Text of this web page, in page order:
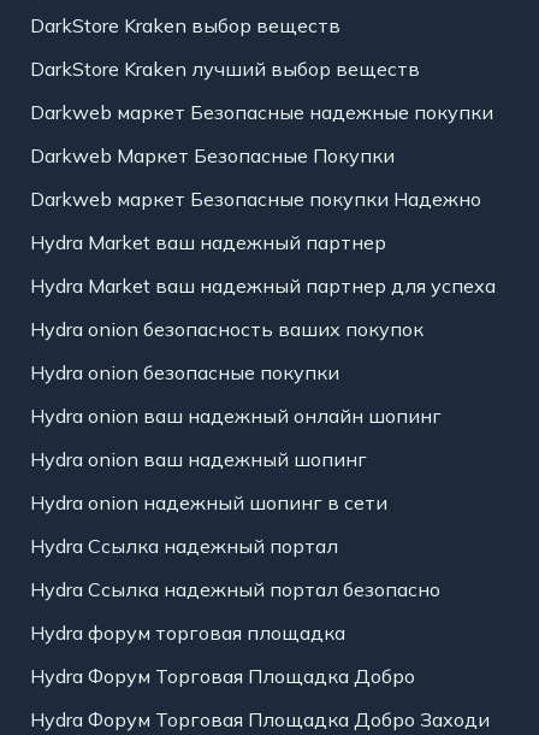
DarkStore Kraken выбор веществ
DarkStore Kraken лучший выбор веществ
Darkweb маркет Безопасные надежные покупки
Darkweb Маркет Безопасные Покупки
Darkweb маркет Безопасные покупки Надежно
Hydra Market ваш надежный партнер
Hydra Market ваш надежный партнер для успеха
Hydra onion безопасность ваших покупок
Hydra onion безопасные покупки
Hydra onion ваш надежный онлайн шопинг
Hydra onion ваш надежный шопинг
Hydra onion надежный шопинг в сети
Hydra Ссылка надежный портал
Hydra Ссылка надежный портал безопасно
Hydra форум торговая площадка
Hydra Форум Торговая Площадка Добро
Hydra Форум Торговая Площадка Добро Заходи